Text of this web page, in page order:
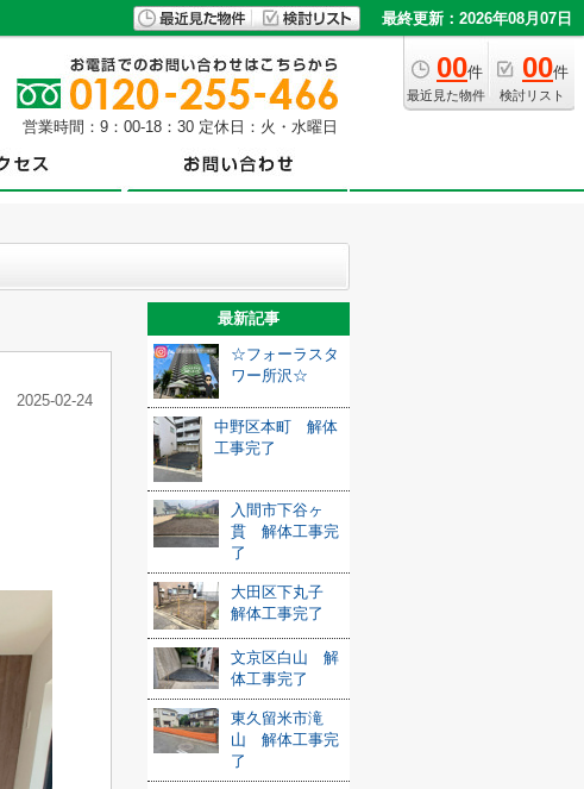
最終更新：2026年08月07日
00件
最近見た物件
00件
検討リスト
営業時間：9：00-18：30 定休日：火・水曜日
2025-02-24
最新記事
☆フォーラスタ
ワー所沢☆
中野区本町 解体
工事完了
入間市下谷ヶ
貫 解体工事完
了
大田区下丸子
解体工事完了
文京区白山 解
体工事完了
東久留米市滝
山 解体工事完
了